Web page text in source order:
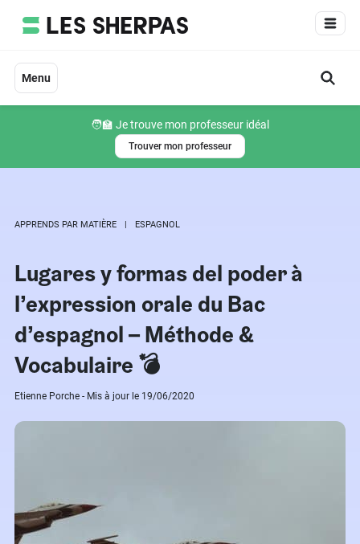
Menu
🧑‍🏫 Je trouve mon professeur idéal
Trouver mon professeur
APPRENDS PAR MATIÈRE ESPAGNOL
Lugares y formas del poder à
l’expression orale du Bac
d’espagnol – Méthode &
Vocabulaire 💣
Etienne Porche - Mis à jour le 19/06/2020